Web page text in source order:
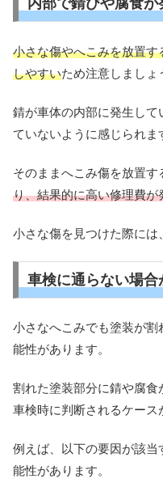
内部で錆びや腐食が
小さな傷やへこみを放置
しやすいため注意しましょ
錆が車体の内部に発生し
ていないように感じられま
そのままへこみ傷を放置す
り、結果的に高い修理費が
小さな傷を見つけた際には
車検に通らない場合
小さなへこみでも塗装が
能性があります。
割れた塗装部分に錆や腐食
車検時に判断されるケース
例えば、以下の要因が該
能性があります。